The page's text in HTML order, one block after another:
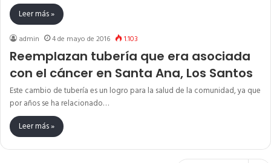
Leer más »
admin 4 de mayo de 2016 1.103
Reemplazan tubería que era asociada
con el cáncer en Santa Ana, Los Santos
Este cambio de tubería es un logro para la salud de la comunidad, ya que
por años se ha relacionado…
Leer más »